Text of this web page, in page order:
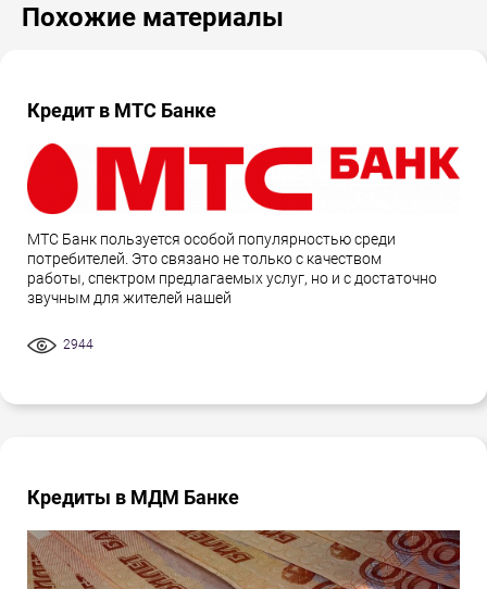
Похожие материалы
Кредит в МТС Банке
МТС Банк пользуется особой популярностью среди
потребителей. Это связано не только с качеством
работы, спектром предлагаемых услуг, но и с достаточно
звучным для жителей нашей
2944
Кредиты в МДМ Банке